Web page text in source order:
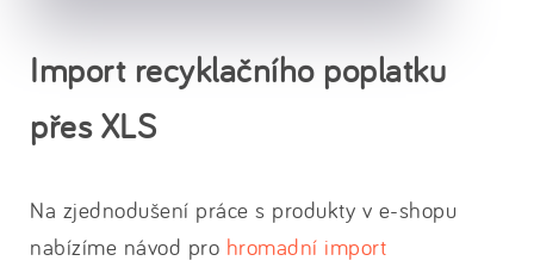
Import recyklačního poplatku
přes XLS
Na zjednodušení práce s produkty v e-shopu
nabízíme návod pro hromadní import